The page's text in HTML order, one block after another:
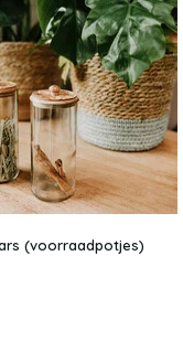
(voorraadpotjes)